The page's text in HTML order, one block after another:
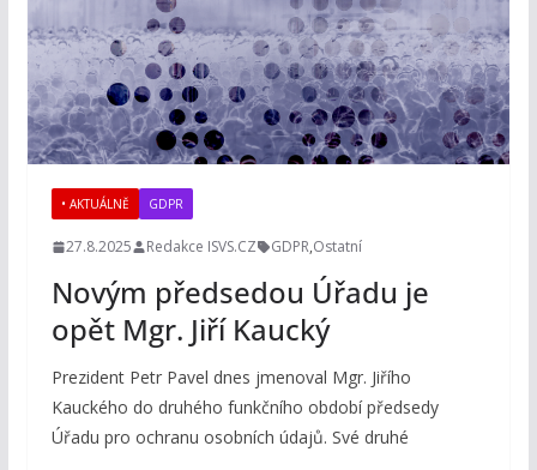
• AKTUÁLNĚ GDPR
27.8.2025 Redakce ISVS.CZ GDPR,Ostatní
Novým předsedou Úřadu je
opět Mgr. Jiří Kaucký
Prezident Petr Pavel dnes jmenoval Mgr. Jiřího
Kauckého do druhého funkčního období předsedy
Úřadu pro ochranu osobních údajů. Své druhé